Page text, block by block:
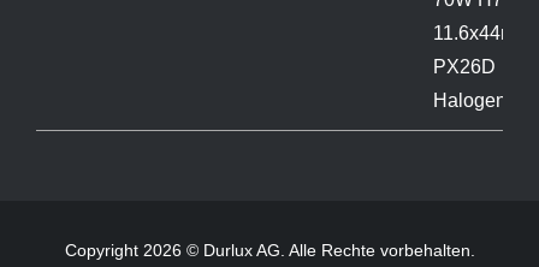
Copyright 2026 © Durlux AG. Alle Rechte vorbehalten.